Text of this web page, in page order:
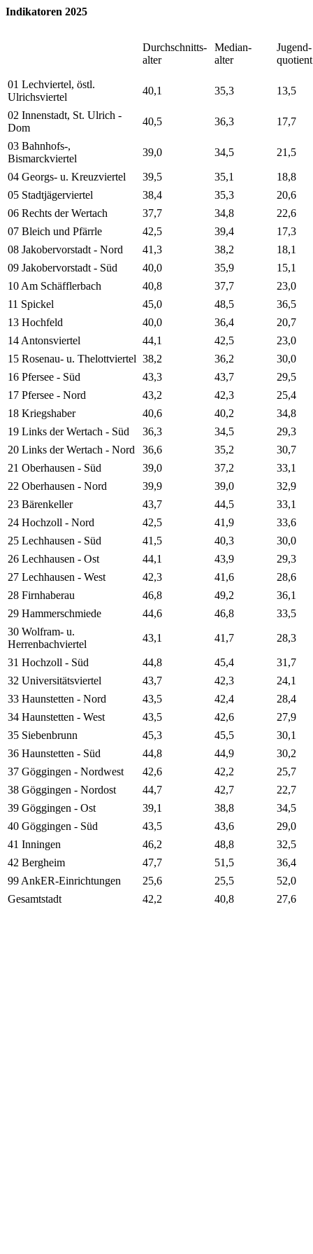
Indikatoren 2025
Durchschnitts-
alter
Median-
alter
Jugend-
quotient
01 Lechviertel, östl.
Ulrichsviertel
40,1 35,3 13,5
02 Innenstadt, St. Ulrich -
Dom
40,5 36,3 17,7
03 Bahnhofs-,
Bismarckviertel
39,0 34,5 21,5
04 Georgs- u. Kreuzviertel 39,5 35,1
18,8
05 Stadtjägerviertel
38,4 35,3
20,6
06 Rechts der Wertach
37,7 34,8
22,6
07 Bleich und Pfärrle
42,5 39,4
17,3
08 Jakobervorstadt - Nord
41,3 38,2
18,1
09 Jakobervorstadt - Süd
40,0 35,9
15,1
10 Am Schäfflerbach
40,8 37,7
23,0
11 Spickel
45,0 48,5
36,5
13 Hochfeld
40,0 36,4
20,7
14 Antonsviertel
44,1 42,5
23,0
15 Rosenau- u. Thelottviertel 38,2 36,2
30,0
16 Pfersee - Süd
43,3 43,7
29,5
17 Pfersee - Nord
43,2 42,3
25,4
18 Kriegshaber
40,6 40,2
34,8
19 Links der Wertach - Süd
36,3 34,5
29,3
20 Links der Wertach - Nord
36,6 35,2
30,7
21 Oberhausen - Süd
39,0 37,2
33,1
22 Oberhausen - Nord
39,9 39,0
32,9
23 Bärenkeller
43,7 44,5
33,1
24 Hochzoll - Nord
42,5 41,9
33,6
25 Lechhausen - Süd
41,5 40,3
30,0
26 Lechhausen - Ost
44,1 43,9
29,3
27 Lechhausen - West
42,3 41,6
28,6
28 Firnhaberau
46,8 49,2
36,1
29 Hammerschmiede
44,6 46,8
33,5
30 Wolfram- u.
Herrenbachviertel
43,1 41,7 28,3
31 Hochzoll - Süd 44,8 45,4
31,7
32 Universitätsviertel
43,7 42,3
24,1
33 Haunstetten - Nord
43,5 42,4
28,4
34 Haunstetten - West
43,5 42,6
27,9
35 Siebenbrunn
45,3 45,5
30,1
36 Haunstetten - Süd
44,8 44,9
30,2
37 Göggingen - Nordwest
42,6 42,2
25,7
38 Göggingen - Nordost
44,7 42,7
22,7
39 Göggingen - Ost
39,1 38,8
34,5
40 Göggingen - Süd
43,5 43,6
29,0
41 Inningen
46,2 48,8
32,5
42 Bergheim
47,7 51,5
36,4
99 AnkER-Einrichtungen
25,6 25,5
52,0
Gesamtstadt
42,2 40,8 27,6